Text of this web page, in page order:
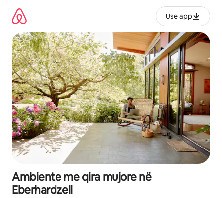
përmbajtja
Use app
Ambiente me qira mujore në
Eberhardzell